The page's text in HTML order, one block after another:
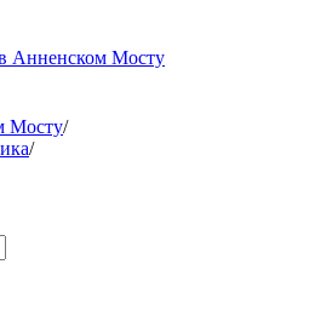
Анненском Мосту
Мосту/
/